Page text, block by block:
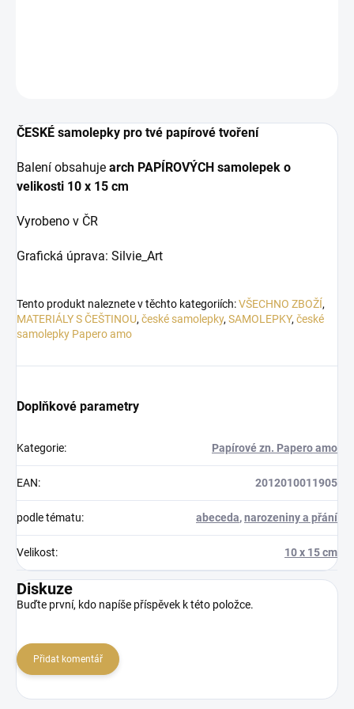
ČESKÉ samolepky pro tvé papírové tvoření
Balení obsahuje arch PAPÍROVÝCH samolepek o
velikosti 10 x 15 cm
Vyrobeno v ČR
Grafická úprava: Silvie_Art
Tento produkt naleznete v těchto kategoriích:VŠECHNO ZBOŽÍ,
MATERIÁLY S ČEŠTINOU, české samolepky, SAMOLEPKY, české
samolepky Papero amo
Doplňkové parametry
Kategorie: Papírové zn. Papero amo
EAN: 2012010011905
podle tématu: abeceda,narozeniny a přání
Velikost: 10 x 15 cm
Diskuze
Buďte první, kdo napíše příspěvek k této položce.
Přidat komentář